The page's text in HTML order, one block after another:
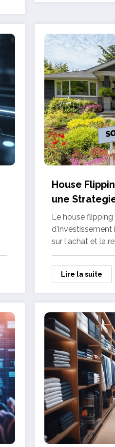
House
une
Immobiliere
Le house
d'investissement
sur l'achat et la
Lire la suite